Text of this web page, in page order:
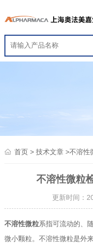
首页> 技术文章>不溶性
不溶性微粒
更新时间：
不溶性微粒系指可流动的、
微小颗粒。不溶性微粒是外